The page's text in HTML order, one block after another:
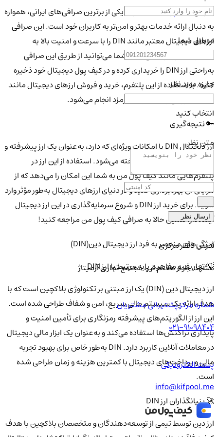
صرافیکیف پول من
به‌عنوان یکی از برترین صرافی‌های ایرانی، همواره
به دنبال ارائه خدمات بهتر و امن‌تر به کاربران خود است. این صرافی
ارزهای دیجیتال معتبر مانند DIN را با سرعت و امنیت بالا به
مشتریان خود ارائه می‌دهد. شما می‌توانید از طریق این صرافی
به‌راحتی ارز DIN را خریداری کرده و در کیف پول دیجیتال خود ذخیره
کنید. با استفاده از این پلتفرم، خرید و فروش ارزهای دیجیتال مانند
🔑 نتیجه‌گیری
ارز دیجیتال DIN با امکانات ویژه‌ای که دارد، به‌عنوان یک ارز پیشرفته و
امن در دنیای بلاکچین شناخته می‌شود. استفاده از این ارز در
پلتفرم‌هایی مانند کیف پول من به شما این امکان را می‌دهد که از
مزایای آن بهره‌برداری کنید و در دنیای ارزهای دیجیتال به‌طور مؤثر وارد
شوید. برای خرید ارز DIN و شروع سرمایه‌گذاری در این ارز دیجیتال
آینده‌دار، همین حالا به صرافی کیف پول من مراجعه کنید!
ویژگی‌های منحصر به فرد ارز دیجیتال دین(DIN)
💡 تعاریف و مفاهیم پایه مرتبط با ارز DIN
ارز دیجیتال دین (DIN) یک ارز مبتنی بر تکنولوژی بلاکچین است که با
هدف ارائه یک سیستم مالی سریع، امن و شفاف طراحی شده است.
این ارز از الگوریتم‌های پیشرفته رمزنگاری برای تأمین امنیت و
پایداری تراکنش‌ها استفاده می‌کند و به‌عنوان یک ابزار مالی دیجیتال
در معاملات آنلاین کاربرد دارد. DIN به‌طور خاص برای بهبود تجربه
مالی و پرداخت‌های دیجیتال با کمترین هزینه و زمان طراحی شده
است.
🚀 بنیانگذاران ارز DIN
ارز دین توسط تیمی از توسعه‌دهندگان و متخصصان بلاکچین با هدف
موبایل شما
جایزه مورد نظر
انتخاب کنید
متن نظر
ارسال نظر
آدرس دفتر مرکزی
مشهد، بلوار هفتم تیر، مجتمع تجاری آرمیتاژ
شماره مرکز پشتیبانی مشتریان
021-91098404
پست الکترونیکی
info@kifpool.me